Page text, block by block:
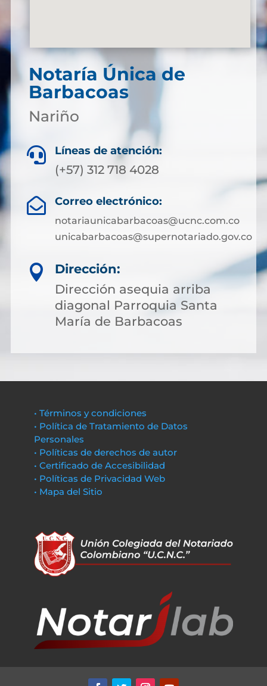
Notaría Única de
Barbacoas
Nariño
 Líneas de atención:
(+57) 312 718 4028
 Correo electrónico:
notariaunicabarbacoas@ucnc.com.co
unicabarbacoas@supernotariado.gov.co

Dirección:
Dirección asequia arriba
diagonal Parroquia Santa
María de Barbacoas
• Términos y condiciones
• Política de Tratamiento de Datos
Personales
• Políticas de derechos de autor
• Certificado de Accesibilidad
• Políticas de Privacidad Web
• Mapa del Sitio